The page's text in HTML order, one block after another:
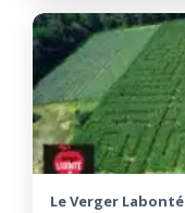
Le Verger Labonté